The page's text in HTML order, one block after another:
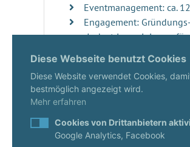
Eventmanagement: ca.
Engagement:
„Industrievereinigung
Windenergieanlagen“
der DIN Norm 4866
ups, innovativen
Start-ups: Gutachterin
Diese Webseite benutzt Cookies
Diese Website verwendet Cookies,
bestmöglich angezeigt wird.
Mehr erfahren
Cookies von Drittanbietern
Google Analytics, Facebook